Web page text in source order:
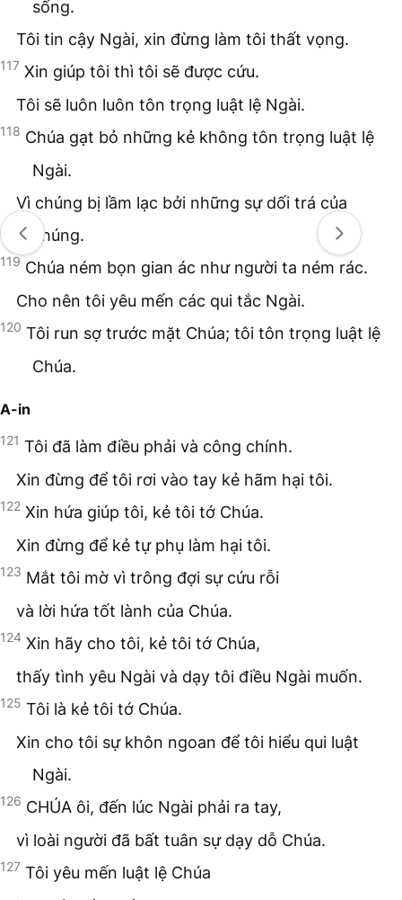
sống.
Tôi tin cậy Ngài, xin đừng làm tôi thất vọng.
117 Xin giúp tôi thì tôi sẽ được cứu.
Tôi sẽ luôn luôn tôn trọng luật lệ Ngài.
118 Chúa gạt bỏ những kẻ không tôn trọng luật lệ
Ngài.
Vì chúng bị lầm lạc bởi những sự dối trá của
chúng.
119 Chúa ném bọn gian ác như người ta ném rác.
Cho nên tôi yêu mến các qui tắc Ngài.
120 Tôi run sợ trước mặt Chúa; tôi tôn trọng luật lệ
Chúa.
A-in
121 Tôi đã làm điều phải và công chính.
Xin đừng để tôi rơi vào tay kẻ hãm hại tôi.
122 Xin hứa giúp tôi, kẻ tôi tớ Chúa.
Xin đừng để kẻ tự phụ làm hại tôi.
123 Mắt tôi mờ vì trông đợi sự cứu rỗi
và lời hứa tốt lành của Chúa.
124 Xin hãy cho tôi, kẻ tôi tớ Chúa,
thấy tình yêu Ngài và dạy tôi điều Ngài muốn.
125 Tôi là kẻ tôi tớ Chúa.
Xin cho tôi sự khôn ngoan để tôi hiểu qui luật
Ngài.
126 CHÚA ôi, đến lúc Ngài phải ra tay,
vì loài người đã bất tuân sự dạy dỗ Chúa.
127 Tôi yêu mến luật lệ Chúa